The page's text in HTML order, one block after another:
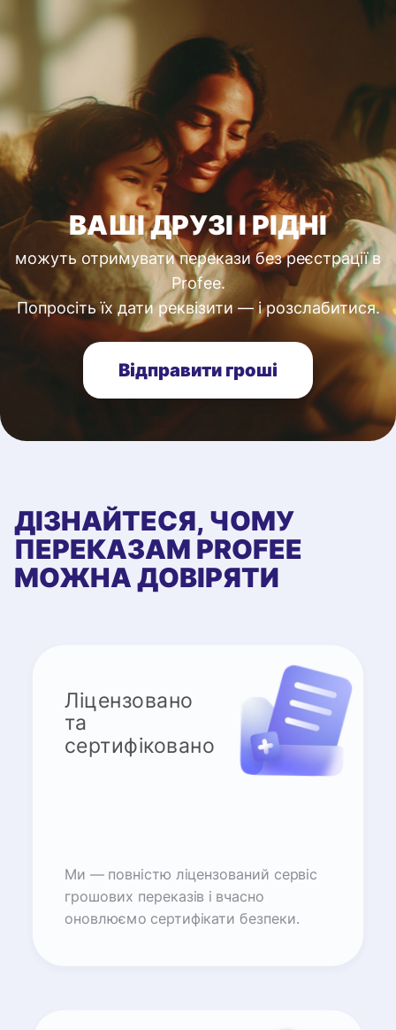
ВАШІ ДРУЗІ І РІДНІ
можуть отримувати перекази без реєстрації в
Profee.
Попросіть їх дати реквізити — і розслабитися.
Відправити гроші
ДІЗНАЙТЕСЯ, ЧОМУ
ПЕРЕКАЗАМ PROFEE
МОЖНА ДОВІРЯТИ
Ліцензовано
та
сертифіковано
Ми — повністю ліцензований сервіс
грошових переказів і вчасно
оновлюємо сертифікати безпеки.